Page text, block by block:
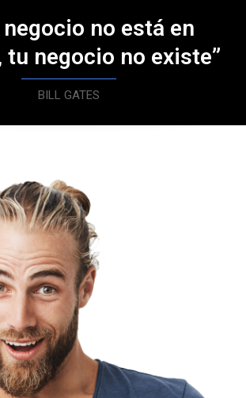
negocio no está en
negocio no existe”
BILL GATES